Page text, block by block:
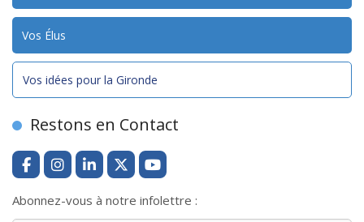
Vos Élus
Vos idées pour la Gironde
Restons en Contact
Abonnez-vous à notre infolettre :